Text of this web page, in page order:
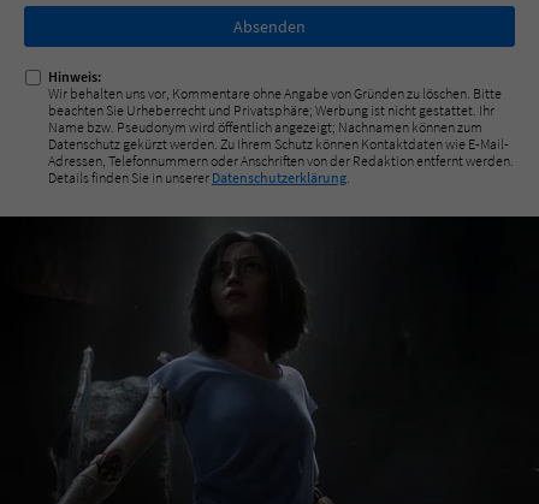
Nicht
ausfüllen!
Hinweis:
Wir behalten uns vor, Kommentare ohne Angabe von Gründen zu löschen. Bitte
beachten Sie Urheberrecht und Privatsphäre; Werbung ist nicht gestattet. Ihr
Name bzw. Pseudonym wird öffentlich angezeigt; Nachnamen können zum
Datenschutz gekürzt werden. Zu Ihrem Schutz können Kontaktdaten wie E-Mail-
Adressen, Telefonnummern oder Anschriften von der Redaktion entfernt werden.
Details finden Sie in unserer Datenschutzerklärung.